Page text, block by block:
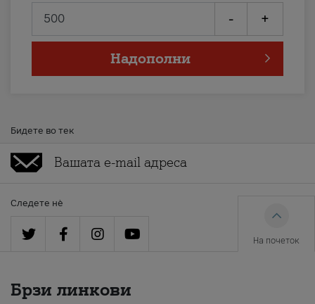
- +
Надополни
Бидете во тек
Следете нè
На почеток
Брзи линкови